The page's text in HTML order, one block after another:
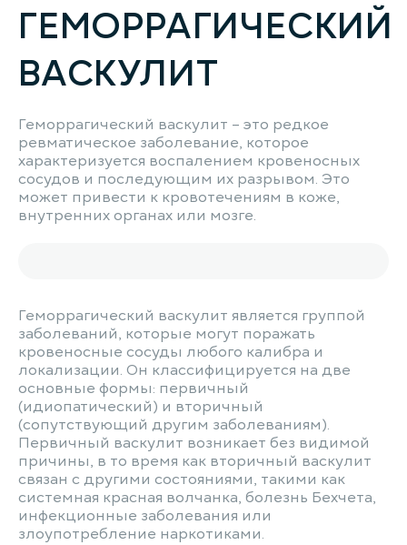
ГЕМОРРАГИЧЕСКИЙ
ВАСКУЛИТ
Геморрагический васкулит – это редкое
ревматическое заболевание, которое
характеризуется воспалением кровеносных
сосудов и последующим их разрывом. Это
может привести к кровотечениям в коже,
внутренних органах или мозге.
Геморрагический васкулит является группой
заболеваний, которые могут поражать
кровеносные сосуды любого калибра и
локализации. Он классифицируется на две
основные формы: первичный
(идиопатический) и вторичный
(сопутствующий другим заболеваниям).
Первичный васкулит возникает без видимой
причины, в то время как вторичный васкулит
связан с другими состояниями, такими как
системная красная волчанка, болезнь Бехчета,
инфекционные заболевания или
злоупотребление наркотиками.